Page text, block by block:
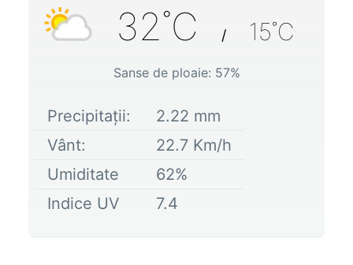
32˚C / 15˚C
Sanse de ploaie: 57%
Precipitații: 2.22 mm
Vânt:
22.7 Km/h
Umiditate
62%
Indice UV
7.4